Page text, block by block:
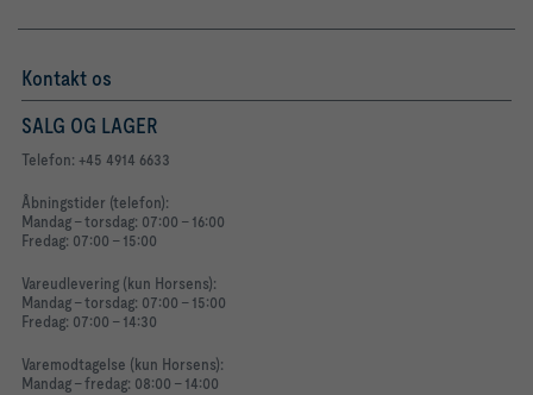
Kontakt os
SALG OG LAGER
Telefon: +45 4914 6633
Åbningstider (telefon):
Mandag - torsdag: 07:00 - 16:00
Fredag: 07:00 - 15:00
Vareudlevering (kun Horsens):
Mandag - torsdag: 07:00 - 15:00
Fredag: 07:00 - 14:30
Varemodtagelse (kun Horsens):
Mandag - fredag: 08:00 - 14:00